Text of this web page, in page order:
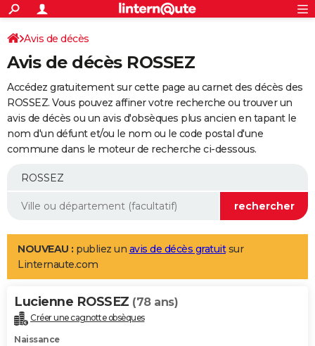
ACTUALITÉS
Politique
Société
Faits Divers
Education
Monde
Villes
+
SPORT
Coupe du monde 2026
Football
Tennis
Cyclisme
Rugby
Forum
Programme TV
TNT
Streaming
Cinéma
Sorties cinéma
Musique
+
FINANCE
Retraite
Epargne
Immobilier
Risques naturels par ville
Banque
Assurance
AUTO
Essais
Réserver un essai
Citadines
Berlines
SUV
Forum auto
+
Mobiles
Meilleur smartphone
Internet
Ordinateurs
Jeux vidéo
Guide high-tech
Aménagement intérieur
LIFESTYLE
Art de vivre
Bien-être
Loisirs
Mode
Modes de vie
Alimentation
Guide de la santé
Maladies
Médicaments
Sommeil
VOYAGE
Destinations
City break
Voyage nature
Voyage de noces
Forum
Climat
+PHOTO
Avis de décès
Avis de décès ROSSEZ
Accédez gratuitement sur cette page au carnet des décès des
ROSSEZ. Vous pouvez affiner votre recherche ou trouver un
avis de décès ou un avis d'obsèques plus ancien en tapant le
nom d'un défunt et/ou le nom ou le code postal d'une
commune dans le moteur de recherche ci-dessous.
NOUVEAU : publiez un avis de décès gratuitsur
Linternaute.com
Lucienne ROSSEZ (78 ans)
Créer une cagnotte obsèques
Naissance